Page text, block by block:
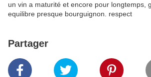
un vin a maturité et encore pour longtemps,
equilibre presque bourguignon. respect
Partager